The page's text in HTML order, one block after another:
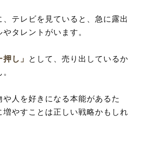
、テレビを見ていると、急に露出
タレントがいます。
押し」
として、売り出しているか
や人を好きになる本能があるた
増やすことは正しい戦略かもしれ